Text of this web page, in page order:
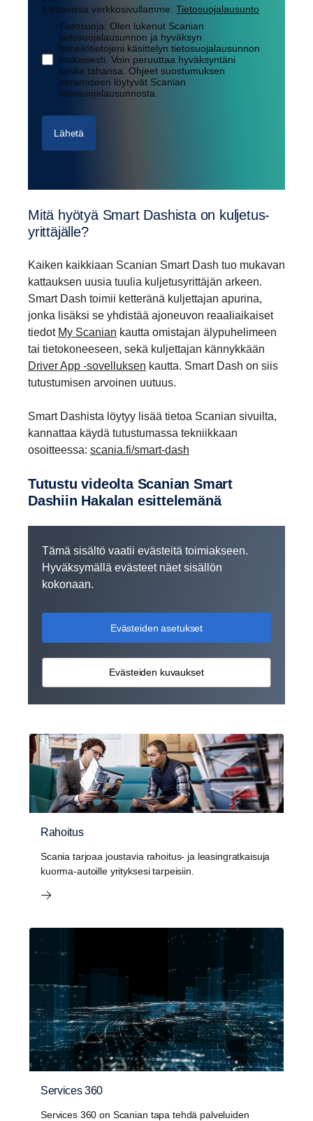
luettavissa verkkosivullamme: Tietosuojalausunto
Tietosuoja: Olen lukenut Scanian
tietosuojalausunnon ja hyväksyn
henkilötietojeni käsittelyn tietosuojalausunnon
mukaisesti. Voin peruuttaa hyväksyntäni
koska tahansa. Ohjeet suostumuksen
perumiseen löytyvät Scanian
tietosuojalausunnosta.
Lähetä
Mitä hyötyä Smart Dashista on kulje­tus­
yrit­tä­jälle?
Kaiken kaikkiaan Scanian Smart Dash tuo mukavan
kattauksen uusia tuulia kuljetusyrittäjän arkeen.
Smart Dash toimii ketteränä kuljettajan apurina,
jonka lisäksi se yhdistää ajoneuvon reaaliaikaiset
tiedot My Scanian kautta omistajan älypuhelimeen
tai tietokoneeseen, sekä kuljettajan kännykkään
Driver App -sovelluksen kautta. Smart Dash on siis
tutustumisen arvoinen uutuus.
Smart Dashista löytyy lisää tietoa Scanian sivuilta,
kannattaa käydä tutustumassa tekniikkaan
osoitteessa: scania.fi/smart-dash
Tutustu videolta Scanian Smart
Dashiin Hakalan esittelemänä
Tämä sisältö vaatii evästeitä toimiakseen.
Hyväksymällä evästeet näet sisällön
kokonaan.
Evästeiden asetukset
Evästeiden kuvaukset
Rahoitus
Scania tarjoaa joustavia rahoitus- ja leasingratkaisuja
kuorma-autoille yrityksesi tarpeisiin.
Services 360
Services 360 on Scanian tapa tehdä palveluiden